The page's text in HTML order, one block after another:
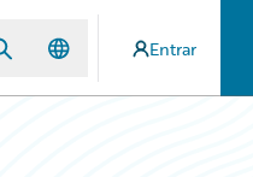
Entrar